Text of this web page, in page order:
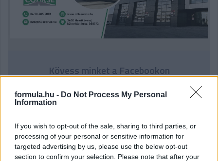
formula.hu - Do Not Process My Personal
Information
If you wish to opt-out of the sale, sharing to third parties, or
processing of your personal or sensitive information for
targeted advertising by us, please use the below opt-out
section to confirm your selection. Please note that after your
Kövess minket a Facebookon
Parc Fermé
2 órája